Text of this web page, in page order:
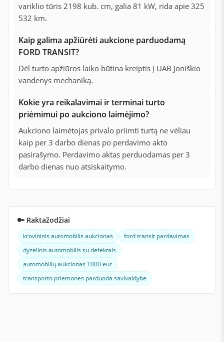
variklio tūris 2198 kub. cm, galia 81 kW, rida apie 325
532 km.
Kaip galima apžiūrėti aukcione parduodamą
FORD TRANSIT?
Dėl turto apžiūros laiko būtina kreiptis į UAB Joniškio
vandenys mechaniką.
Kokie yra reikalavimai ir terminai turto
priėmimui po aukciono laimėjimo?
Aukciono laimėtojas privalo priimti turtą ne vėliau
kaip per 3 darbo dienas po perdavimo akto
pasirašymo. Perdavimo aktas perduodamas per 3
darbo dienas nuo atsiskaitymo.
🔑 Raktažodžiai
krovininis automobilis aukcionas
ford transit pardavimas
dyzelinis automobilis su defektais
automobilių aukcionas 1000 eur
transporto priemones parduoda savivaldybe